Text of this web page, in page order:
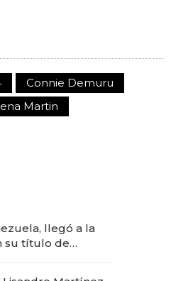
Connie Demuru
Martin
llegó a la
su título de